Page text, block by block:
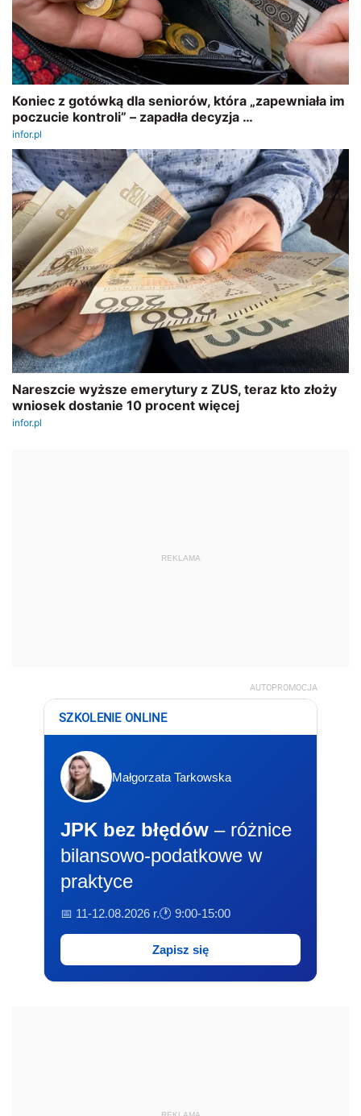
REKLAMA
AUTOPROMOCJA
SZKOLENIE ONLINE
Małgorzata Tarkowska
JPK bez błędów – różnice
bilansowo-podatkowe w
praktyce
📅 11-12.08.2026 r.🕐 9:00-15:00
Zapisz się